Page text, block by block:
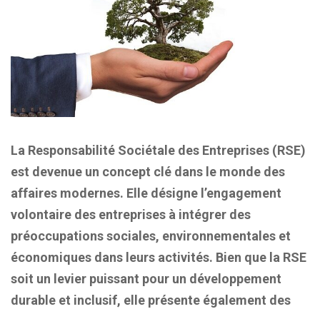
La Responsabilité Sociétale des Entreprises (RSE)
est devenue un concept clé dans le monde des
affaires modernes. Elle désigne l’engagement
volontaire des entreprises à intégrer des
préoccupations sociales, environnementales et
économiques dans leurs activités. Bien que la RSE
soit un levier puissant pour un développement
durable et inclusif, elle présente également des